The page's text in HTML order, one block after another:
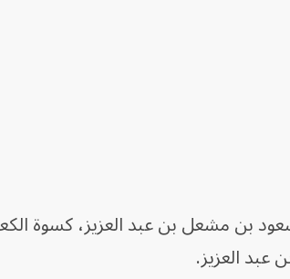
بن مشعل بن عبد العزيز، كسوة
عبد العزيز.